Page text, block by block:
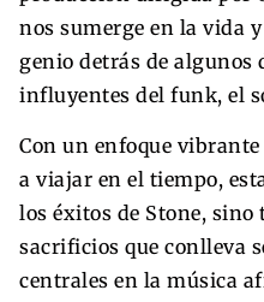
nos sumerge en la vida
genio detrás de algunos
influyentes del funk, el
Con un enfoque
a viajar en el tiempo,
los éxitos de Stone,
sacrificios que conlleva
centrales en la música